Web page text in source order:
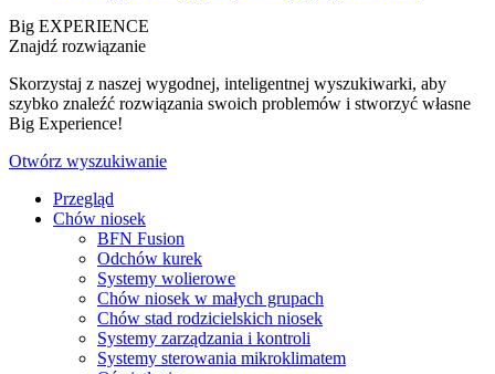
Big EXPERIENCE
Znajdź rozwiązanie
Skorzystaj z naszej wygodnej, inteligentnej wyszukiwarki, aby
szybko znaleźć rozwiązania swoich problemów i stworzyć własne
Big Experience!
Otwórz wyszukiwanie
Przegląd
Chów niosek
BFN Fusion
Odchów kurek
Systemy wolierowe
Chów niosek w małych grupach
Chów stad rodzicielskich niosek
Systemy zarządzania i kontroli
Systemy sterowania mikroklimatem